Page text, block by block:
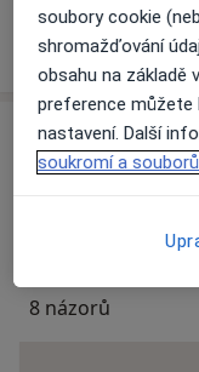
Názory
8 názorů
soubory cookie
shromažďování
obsahu na základě
preference můžete
nastavení. Další
soukromí a